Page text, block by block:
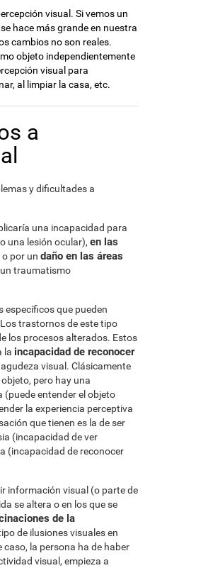
visual. Si vemos un
hace más grande en nuestra
cambios no son reales.
objeto independientemente
visual para
al limpiar la casa, etc.
a
y dificultades a
una incapacidad para
una lesión ocular), en las
por un daño en las áreas
traumatismo
específicos que pueden
trastornos de este tipo
los procesos alterados. Estos
la incapacidad de reconocer
visual. Clásicamente
pero hay una
entender el objeto
la experiencia perceptiva
que tienen es la de ser
(incapacidad de ver
(incapacidad de reconocer
información visual (o parte de
se altera o en los que se
de la
de ilusiones visuales en
caso, la persona ha de haber
visual, empieza a